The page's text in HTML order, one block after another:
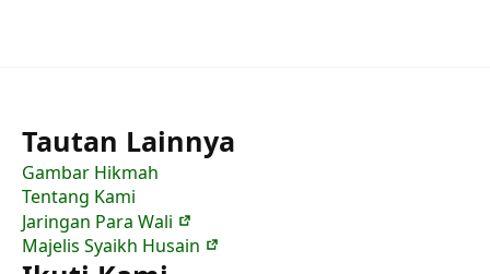
Tautan Lainnya
Gambar Hikmah
Tentang Kami
Jaringan Para Wali
Majelis Syaikh Husain